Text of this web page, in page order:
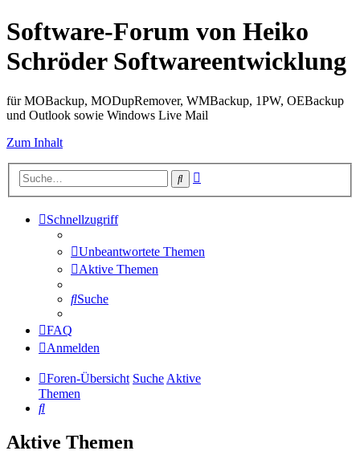
Software-Forum von Heiko
Schröder Softwareentwicklung
für MOBackup, MODupRemover, WMBackup, 1PW, OEBackup
und Outlook sowie Windows Live Mail
Zum Inhalt
Suche
Schnellzugriff
Unbeantwortete Themen
Aktive Themen
Suche
FAQ
Anmelden
Foren-Übersicht SucheAktive
Themen
Suche
Aktive Themen